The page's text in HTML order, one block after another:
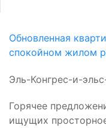
Обновленная
спокойном жилом
Эль-Конгрес-и-
Горячее
ищущих